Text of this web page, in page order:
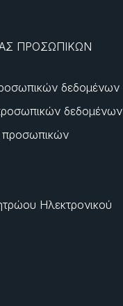
ΠΡΟΣΩΠΙΚΩΝ
δεδομένων
δεδομένων
προσωπικών
Ηλεκτρονικού